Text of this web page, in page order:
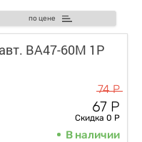
по цене
ВА47-60M 1Р
74 Р
67 Р
Скидка 0 Р
В наличии